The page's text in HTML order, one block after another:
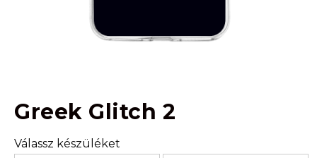
Greek Glitch 2
Válassz készüléket